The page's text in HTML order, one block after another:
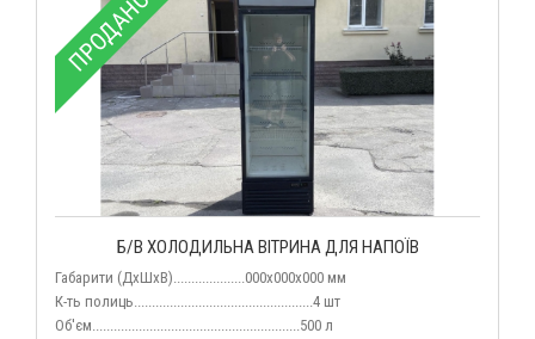
ПРОДАНО
Б/В ХОЛОДИЛЬНА ВІТРИНА ДЛЯ НАПОЇВ
Габарити (ДхШхВ)....................000x000x000 мм
К-ть полиць..................................................4 шт
Об'єм..........................................................500 л